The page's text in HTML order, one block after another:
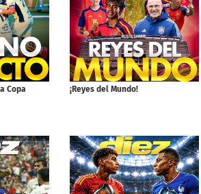
Copa
¡Reyes del Mundo!